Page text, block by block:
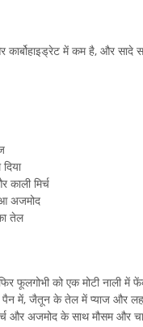
कार्बोहाइड्रेट में कम है, और
मिर्च
अजमोद
तेल
फूलगोभी को एक मोटी नाली
पैन में, जैतून के तेल में प्याज और
और अजमोद के साथ मौसम और